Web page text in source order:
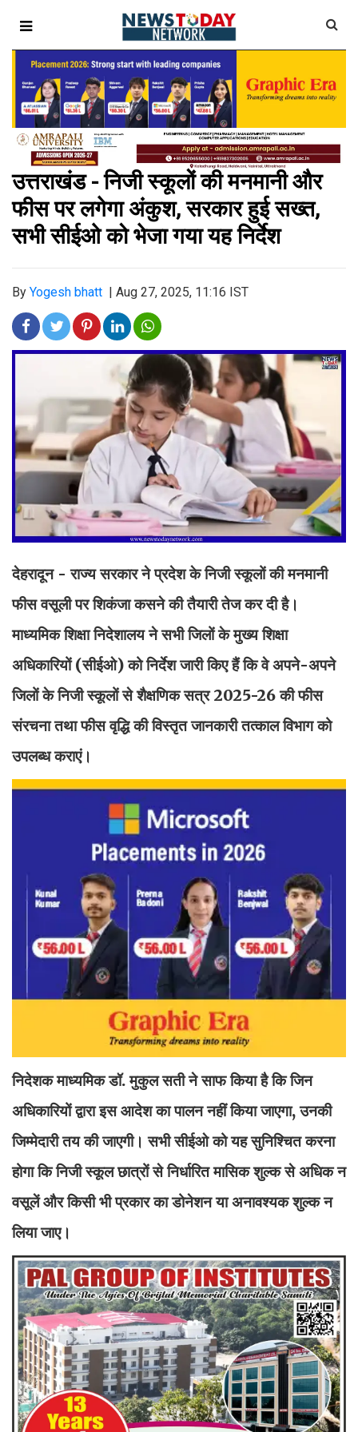
उत्तराखंड - निजी स्कूलों की मनमानी और
फीस पर लगेगा अंकुश, सरकार हुई सख्त,
सभी सीईओ को भेजा गया यह निर्देश
By Yogesh bhatt Aug 27, 2025, 11:16 IST
देहरादून - राज्य सरकार ने प्रदेश के निजी स्कूलों की मनमानी
फीस वसूली पर शिकंजा कसने की तैयारी तेज कर दी है।
माध्यमिक शिक्षा निदेशालय ने सभी जिलों के मुख्य शिक्षा
अधिकारियों (सीईओ) को निर्देश जारी किए हैं कि वे अपने-अपने
जिलों के निजी स्कूलों से शैक्षणिक सत्र 2025-26 की फीस
संरचना तथा फीस वृद्धि की विस्तृत जानकारी तत्काल विभाग को
उपलब्ध कराएं।
निदेशक माध्यमिक डॉ. मुकुल सती ने साफ किया है कि जिन
अधिकारियों द्वारा इस आदेश का पालन नहीं किया जाएगा, उनकी
जिम्मेदारी तय की जाएगी। सभी सीईओ को यह सुनिश्चित करना
होगा कि निजी स्कूल छात्रों से निर्धारित मासिक शुल्क से अधिक न
वसूलें और किसी भी प्रकार का डोनेशन या अनावश्यक शुल्क न
लिया जाए।